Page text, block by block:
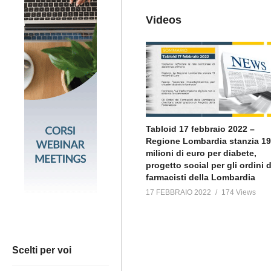
Scelti per voi
Videos
Tabloid 17 febbraio 2022 –
Regione Lombardia stanzia 19
milioni di euro per diabete,
progetto social per gli ordini
farmacisti della Lombardia
17 FEBBRAIO 2022 174 Views